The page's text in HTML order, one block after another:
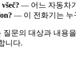
— 어느 자동차
— 이 전화기는 누
질문의 대상과 내용
니다.